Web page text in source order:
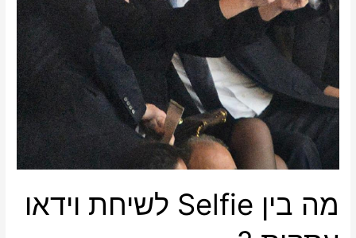
מה בין Selfie לשיחת וידאו